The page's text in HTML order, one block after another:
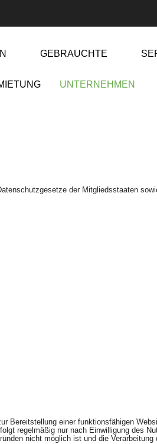
GEBRAUCHTE
UNTERNEHMEN
der Mitgliedsstaaten
Bereitstellung einer funktionsfähigen
regelmäßig nur nach Einwilligung des
nicht möglich ist und die